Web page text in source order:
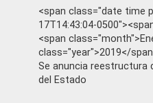
<span class="date time
17T14:43:04-
<span
class="year">2019</
Se anuncia reestructura
del Estado